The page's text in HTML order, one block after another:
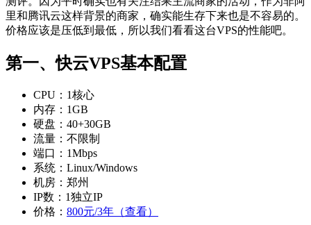
里和腾讯云这样背景的商家，确实能生存下来也是不容易的。
价格应该是压低到最低，所以我们看看这台VPS的性能吧。
第一、快云VPS基本配置
CPU：1核心
内存：1GB
硬盘：40+30GB
流量：不限制
端口：1Mbps
系统：Linux/Windows
机房：郑州
IP数：1独立IP
价格： 800元/3年（查看）